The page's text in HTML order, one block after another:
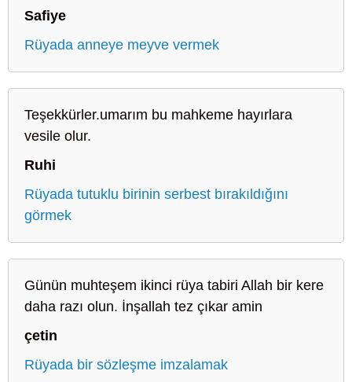
Safiye
Rüyada anneye meyve vermek
Teşekkürler.umarım bu mahkeme hayırlara
vesile olur.
Ruhi
Rüyada tutuklu birinin serbest bırakıldığını
görmek
Günün muhteşem ikinci rüya tabiri Allah bir kere
daha razı olun. İnşallah tez çıkar amin
çetin
Rüyada bir sözleşme imzalamak